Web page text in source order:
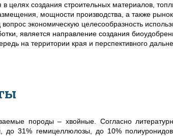
в целях создания строительных материалов,
мощности производства, а также
экономическую целесообразность
является направление создания
на территории края и перспективного
породы – хвойные. Согласно
до 31% гемицеллюлозы, до 10%